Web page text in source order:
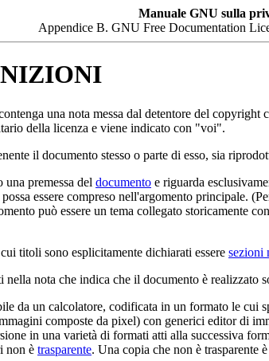
Manuale GNU sulla
Appendice B. GNU Free Documentation
una nota messa dal detentore del
della licenza e viene indicato con "voi".
il documento stesso o parte di esso, sia
premessa del documento e riguarda
essere compreso nell'argomento principale.
può essere un tema collegato storicamente
titoli sono esplicitamente dichiarati essere sezioni
nota che indica che il documento è realizzato
da un calcolatore, codificata in un formato le cui
composte da pixel) con generici editor di
in una varietà di formati atti alla successiva
non è trasparente. Una copia che non è trasparente